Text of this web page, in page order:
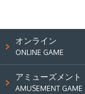
オンライン
ONLINE GAME
アミューズメント
AMUSEMENT GAME